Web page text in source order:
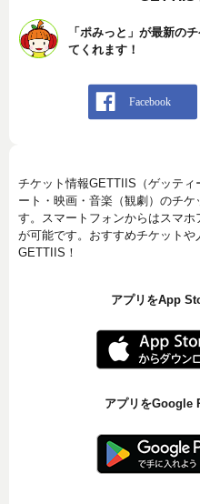
「ポみっと」が最新の
てくれます！
チケット情報GETTIIS（ゲッテ
ート・映画・音楽（観劇）のチ
す。スマートフォンからはスマ
が可能です。おすすめチケット
GETTIIS！
アプリをApp
アプリをGoogle